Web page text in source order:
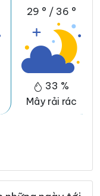
29 ° / 36 °
33 %
Mây rải rác